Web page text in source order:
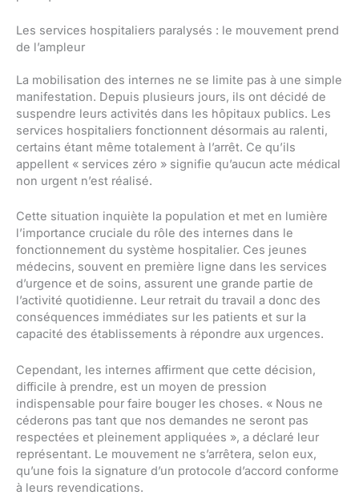
Les services hospitaliers paralysés : le mouvement prend
de l’ampleur
La mobilisation des internes ne se limite pas à une simple
manifestation. Depuis plusieurs jours, ils ont décidé de
suspendre leurs activités dans les hôpitaux publics. Les
services hospitaliers fonctionnent désormais au ralenti,
certains étant même totalement à l’arrêt. Ce qu’ils
appellent « services zéro » signifie qu’aucun acte médical
non urgent n’est réalisé.
Cette situation inquiète la population et met en lumière
l’importance cruciale du rôle des internes dans le
fonctionnement du système hospitalier. Ces jeunes
médecins, souvent en première ligne dans les services
d’urgence et de soins, assurent une grande partie de
l’activité quotidienne. Leur retrait du travail a donc des
conséquences immédiates sur les patients et sur la
capacité des établissements à répondre aux urgences.
Cependant, les internes affirment que cette décision,
difficile à prendre, est un moyen de pression
indispensable pour faire bouger les choses. « Nous ne
céderons pas tant que nos demandes ne seront pas
respectées et pleinement appliquées », a déclaré leur
représentant. Le mouvement ne s’arrêtera, selon eux,
qu’une fois la signature d’un protocole d’accord conforme
à leurs revendications.